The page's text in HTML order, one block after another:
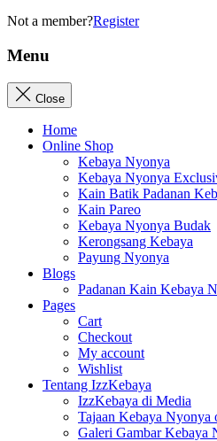
Not a member?Register
Menu
Close
Home
Online Shop
Kebaya Nyonya
Kebaya Nyonya
Kain Batik Padanan
Kain Pareo
Kebaya Nyonya Budak
Kerongsang Kebaya
Payung Nyonya
Blogs
Padanan Kain Kebaya
Pages
Cart
Checkout
My account
Wishlist
Tentang IzzKebaya
IzzKebaya di Media
Tajaan Kebaya Nyonya
Galeri Gambar Kebaya